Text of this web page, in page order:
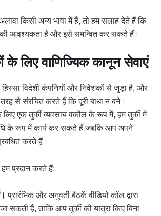
किसी अन्य भाषा में हैं, तो हम सलाह देते हैं कि
की आवश्यकता है और इसे समन्वित कर सकते हैं।
के लिए वाणिज्यिक कानून सेवाएं
हिस्सा विदेशी कंपनियों और निवेशकों से जुड़ा है, और
से संरचित करते हैं कि दूरी बाधा न बने।
लिए एक तुर्की व्यवसाय वकील के रूप में, हम तुर्की में
के रूप में कार्य कर सकते हैं जबकि आप अपने
करते हैं।
हम प्रदान करते हैं:
प्रारंभिक और अनुवर्ती बैठकें वीडियो कॉल द्वारा
सकती हैं, ताकि आप तुर्की की यात्रा किए बिना